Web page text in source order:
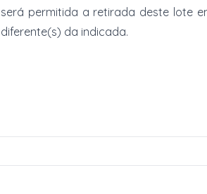
será permitida a retirada deste lote
diferente(s) da indicada.